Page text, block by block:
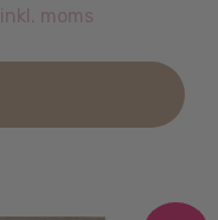
inkl. moms